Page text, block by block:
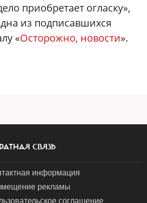
приобретает огласку»,
из подписавшихся
«Осторожно, новости».
СВЯЗЬ
информация
рекламы
соглашение